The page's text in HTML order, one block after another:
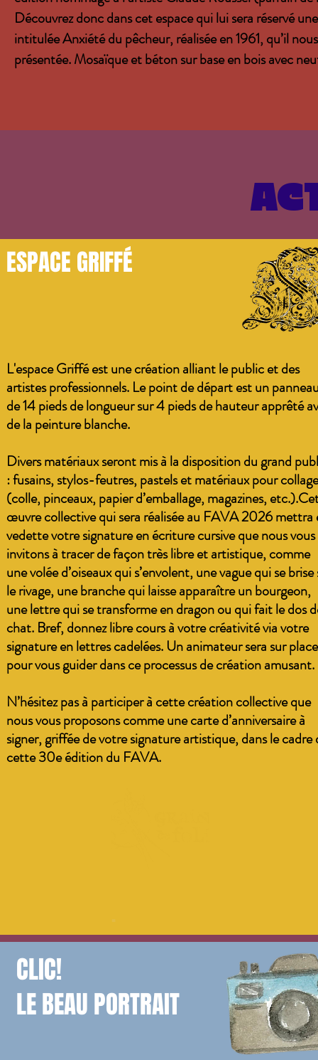
Découvrez donc dans cet espace qui lui sera réservé
intitulée Anxiété du pêcheur, réalisée en 1961, qu’il
présentée. Mosaïque et béton sur base en bois avec
ESPACE GRIFFÉ
L'espace Griffé est une création alliant le public et des
artistes professionnels. Le point de départ est un
de 14 pieds de longueur sur 4 pieds de hauteur apprêté
de la peinture blanche.
Divers matériaux seront mis à la disposition du grand
: fusains, stylos-feutres, pastels et matériaux pour collage
(colle, pinceaux, papier d’emballage, magazines,
œuvre collective qui sera réalisée au FAVA 2026 mettra
vedette votre signature en écriture cursive que nous vous
invitons à tracer de façon très libre et artistique, comme
une volée d’oiseaux qui s’envolent, une vague qui se brise
le rivage, une branche qui laisse apparaître un bourgeon,
une lettre qui se transforme en dragon ou qui fait le dos
chat. Bref, donnez libre cours à votre créativité via votre
signature en lettres cadelées. Un animateur sera sur place
pour vous guider dans ce processus de création amusant.
N’hésitez pas à participer à cette création collective que
nous vous proposons comme une carte d’anniversaire à
signer, griffée de votre signature artistique, dans le cadre
cette 30e édition du FAVA.
CLIC!
LE BEAU PORTRAIT